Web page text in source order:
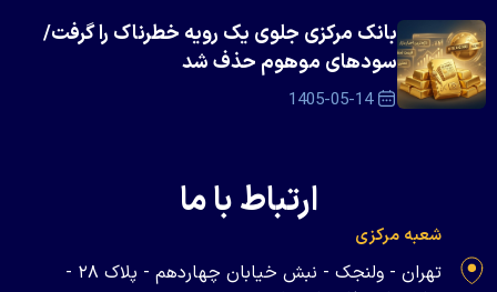
بانک مرکزی جلوی یک رویه خطرناک را گرفت/
سود‌های موهوم حذف شد
1405-05-14
ارتباط با ما
شعبه مرکزی
تهران - ولنجک - نبش خیابان چهاردهم - پلاک ۲۸ -